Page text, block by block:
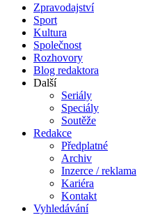
Zpravodajství
Sport
Kultura
Společnost
Rozhovory
Blog redaktora
Další
Seriály
Speciály
Soutěže
Redakce
Předplatné
Archiv
Inzerce / reklama
Kariéra
Kontakt
Vyhledávání